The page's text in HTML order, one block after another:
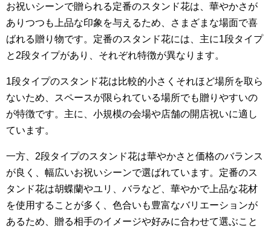
お祝いシーンで贈られる定番のスタンド花は、華やかさが
ありつつも上品な印象を与えるため、さまざまな場面で喜
ばれる贈り物です。定番のスタンド花には、主に1段タイプ
と2段タイプがあり、それぞれ特徴が異なります。
1段タイプのスタンド花は比較的小さくそれほど場所を取ら
ないため、スペースが限られている場所でも贈りやすいの
が特徴です。主に、小規模の会場や店舗の開店祝いに適し
ています。
一方、2段タイプのスタンド花は華やかさと価格のバランス
が良く、幅広いお祝いシーンで選ばれています。定番のス
タンド花は胡蝶蘭やユリ、バラなど、華やかで上品な花材
を使用することが多く、色合いも豊富なバリエーションが
あるため、贈る相手のイメージや好みに合わせて選ぶこと